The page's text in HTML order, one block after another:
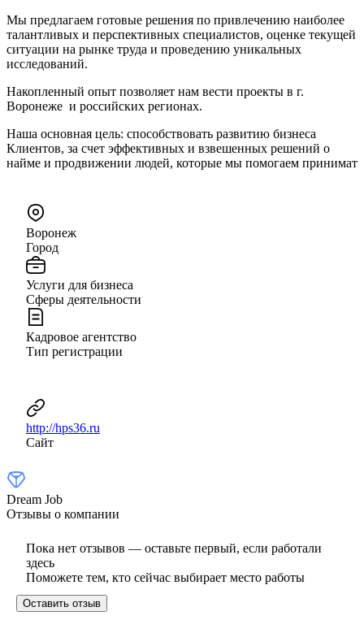
Мы предлагаем готовые решения по привлечению наиболее
талантливых и перспективных специалистов, оценке текущей
ситуации на рынке труда и проведению уникальных
исследований.
Накопленный опыт позволяет нам вести проекты в г.
Воронеже и российских регионах.
Наша основная цель: способствовать развитию бизнеса
Клиентов, за счет эффективных и взвешенных решений о
найме и продвижении людей, которые мы помогаем принимат
Воронеж
Город
Услуги для бизнеса
Сферы деятельности
Кадровое агентство
Тип регистрации
http://hps36.ru
Сайт
Dream Job
Отзывы о компании
Пока нет отзывов — оставьте первый, если работали
здесь
Поможете тем, кто сейчас выбирает место работы
Оставить отзыв